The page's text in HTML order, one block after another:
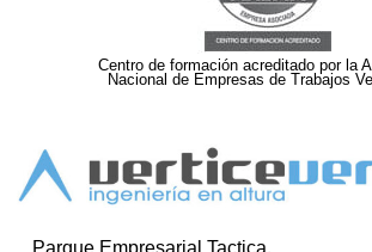
Centro de formación acreditado por la
Nacional de Empresas de Trabajos
Parque Empresarial Tactica,